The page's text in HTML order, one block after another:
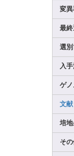
変
最
選
入
ゲ
文献
培
そ